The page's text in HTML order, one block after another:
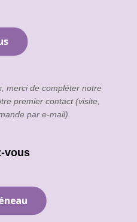
merci de compléter notre
premier contact (visite,
par e-mail).
vous